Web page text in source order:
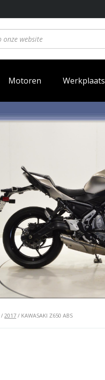
Motoren Werkplaats
/ 2017 / KAWASAKI Z650 ABS